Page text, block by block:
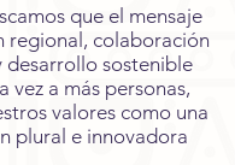
que el mensaje
regional, colaboración
desarrollo sostenible
vez a más personas,
valores como una
plural e innovadora